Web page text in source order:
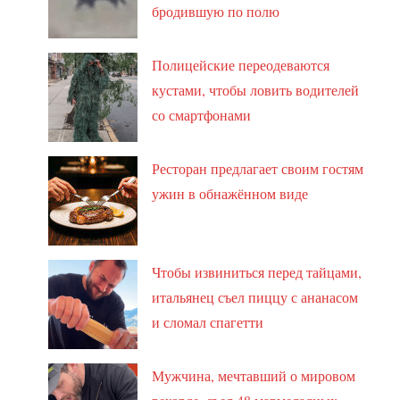
бродившую по полю
Полицейские переодеваются
кустами, чтобы ловить водителей
со смартфонами
Ресторан предлагает своим гостям
ужин в обнажённом виде
Чтобы извиниться перед тайцами,
итальянец съел пиццу с ананасом
и сломал спагетти
Мужчина, мечтавший о мировом